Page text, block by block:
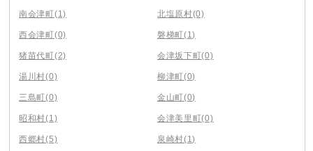
南会津町(1) 北塩原村(0)
西会津町(0) 磐梯町(1)
猪苗代町(2) 会津坂下町(0)
湯川村(0) 柳津町(0)
三島町(0) 金山町(0)
昭和村(1) 会津美里町(0)
西郷村(5) 泉崎村(1)